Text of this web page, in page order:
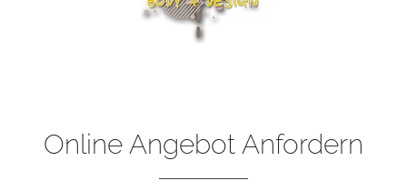
Online Angebot Anfordern